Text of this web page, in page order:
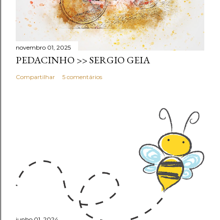
novembro 01, 2025
PEDACINHO >> SERGIO GEIA
Compartilhar 5 comentários